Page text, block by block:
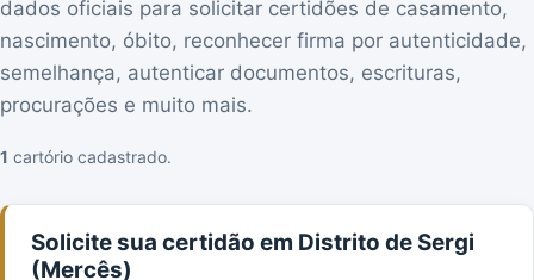
dados oficiais para solicitar certidões de casamento,
nascimento, óbito, reconhecer firma por autenticidade,
semelhança, autenticar documentos, escrituras,
procurações e muito mais.
1 cartório cadastrado.
Solicite sua certidão em Distrito de Sergi
(Mercês)